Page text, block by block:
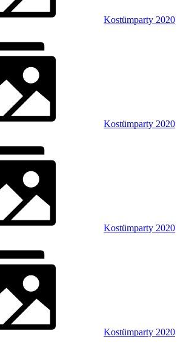
Kostümparty 2020
Kostümparty 2020
Kostümparty 2020
Kostümparty 2020